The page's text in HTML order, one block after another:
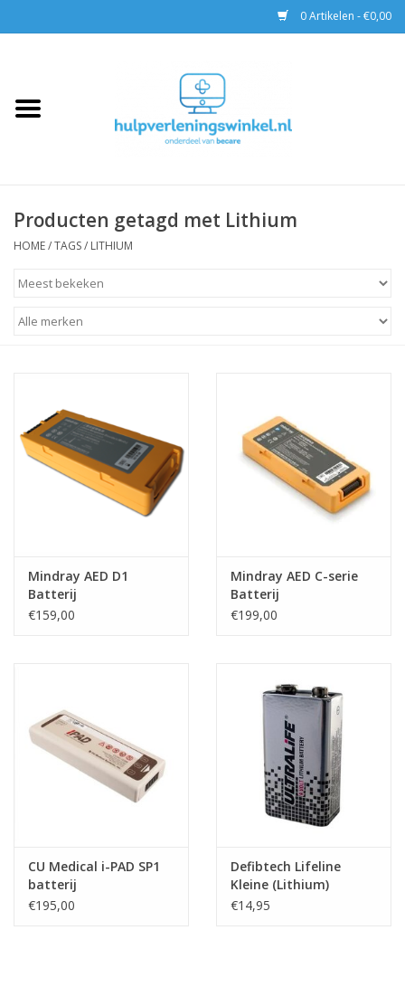
0 Artikelen - €0,00
EHBO
Pax tassen
Producten getagd met Lithium
HOME/TAGS/ LITHIUM
Mindray AED D1
Batterij
€159,00
Mindray AED C-serie
Batterij
€199,00
CU Medical i-PAD SP1
batterij
€195,00
Defibtech Lifeline
Kleine (Lithium)
Batterij
€14,95